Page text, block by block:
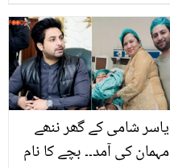
کھانے سے ہارمونز کے
مسائل میں کمی آسکتی
ہے؟
یاسر شامی کے گھر ننھے
مہمان کی آمد۔۔ بچے کا نام